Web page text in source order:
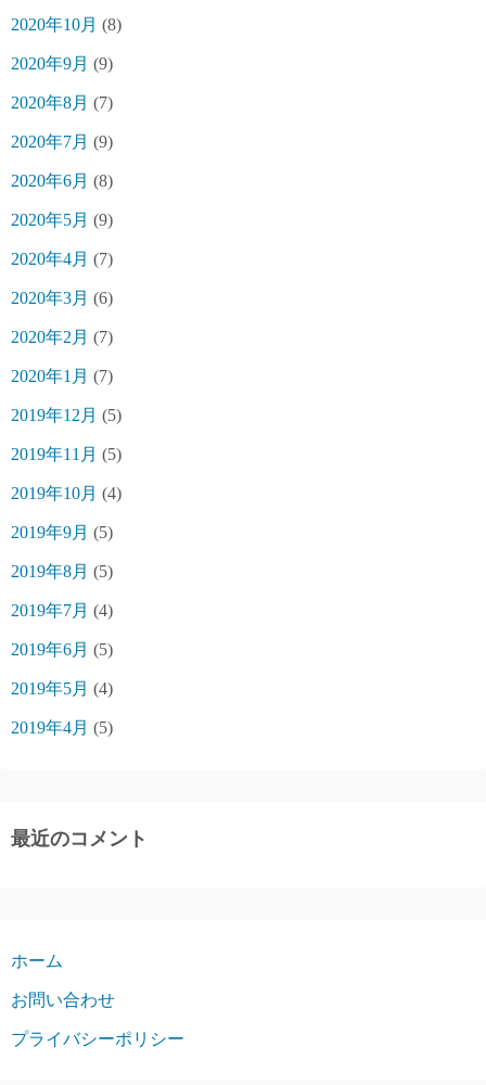
2020年10月 (8)
2020年9月 (9)
2020年8月 (7)
2020年7月 (9)
2020年6月 (8)
2020年5月 (9)
2020年4月 (7)
2020年3月 (6)
2020年2月 (7)
2020年1月 (7)
2019年12月 (5)
2019年11月 (5)
2019年10月 (4)
2019年9月 (5)
2019年8月 (5)
2019年7月 (4)
2019年6月 (5)
2019年5月 (4)
2019年4月 (5)
最近のコメント
ホーム
お問い合わせ
プライバシーポリシー